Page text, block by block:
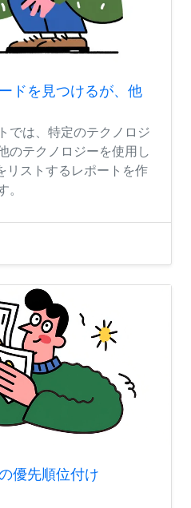
ドを見つけるが、他
では、特定のテクノロジ
のテクノロジーを使用し
リストするレポートを作
優先順位付け